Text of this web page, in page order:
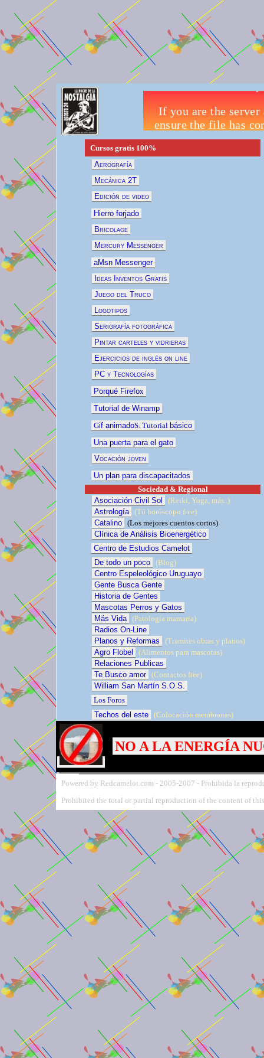
Cursos gratis 100%
Aerografía
Mecánica 2T
Edición de video
Hierro forjado
Bricolage
Mercury Messenger
aMsn Messenger
Ideas Inventos Gratis
Juego del Truco
Logotipos
Serigrafía fotográfica
Pintar carteles y vidrieras
Ejercicios de inglés on line
PC y Tecnologías
Porqué Firefox
Tutorial de Winamp
Gif animadoS. Tutorial básico
Una puerta para el gato
Vocación joven
Un plan para discapacitados
Sociedad & Regional
Asociación Civil Sol
(Reiki, Yoga, más..)
Astrología (Tú horóscopo free)
Catalino (Los mejores cuentos cortos)
Clínica de Análisis Bioenergético
Centro de Estudios Camelot
De todo un poco (Blog)
Centro Espeleológico Uruguayo
Gente Busca Gente
Historia de Gentes
Mascotas Perros y Gatos
Más Vida (Patología mamaria)
Radios On-Line
Planos y Reformas
(Tramites obras y planos)
Agro Flobel
(Alimentos para mascotas)
Relaciones Publicas
Te Busco amor (Contactos free)
William San Martín S.O.S.
Los Foros
Techos del este (Colocación membranas)
NO A LA ENERGÍA
Powered by Redcamelot.com - 2005-2007 - Prohibida la
Prohibited the total or partial reproduction of the content of